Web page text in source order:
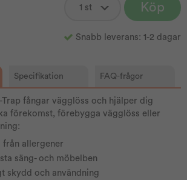
Köp
Snabb leverans: 1-2 dagar
Specifikation FAQ-frågor
fångar vägglöss och hjälper dig
förekomst, förebygga vägglöss eller
allergener
säng- och möbelben
skydd och användning